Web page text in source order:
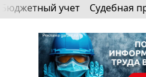
Бюджетный учет Судебная